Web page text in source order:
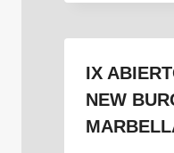
IX
NEW